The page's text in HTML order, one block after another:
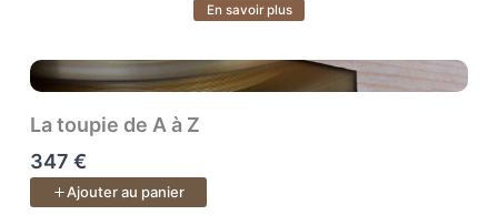
: lire votre bois, anticiper les contraintes, ajuster
gérer la fiche de débit et prendre les décisions techniques
au bon moment.
dégauchissage, rabotage, pieds, plateau, assemblages,
rainures, queues droites, collage, ajustements, finitions…
En savoir plus
La toupie de A à Z
347 €
Ajouter au panier